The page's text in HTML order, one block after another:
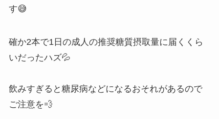
す😅
確か2本で1日の成人の推奨糖質摂取量に届くくら
いだったハズ💦
飲みすぎると糖尿病などになるおそれがあるので
ご注意を💨